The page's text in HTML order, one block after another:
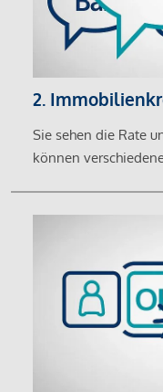
2.
Sie sehen die Rate
können